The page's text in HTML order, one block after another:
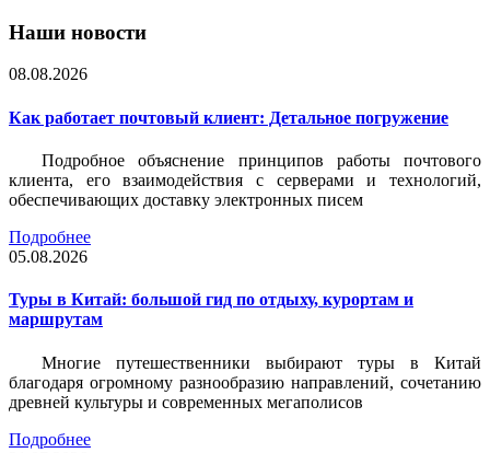
Наши новости
08.08.2026
Как работает почтовый клиент: Детальное погружение
Подробное объяснение принципов работы почтового
клиента, его взаимодействия с серверами и технологий,
обеспечивающих доставку электронных писем
Подробнее
05.08.2026
Туры в Китай: большой гид по отдыху, курортам и
маршрутам
Многие путешественники выбирают туры в Китай
благодаря огромному разнообразию направлений, сочетанию
древней культуры и современных мегаполисов
Подробнее